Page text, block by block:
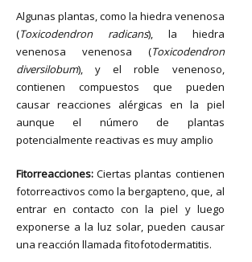
Algunas plantas, como la hiedra venenosa
(Toxicodendron radicans), la hiedra
venenosa venenosa (Toxicodendron
diversilobum), y el roble venenoso,
contienen compuestos que pueden
causar reacciones alérgicas en la piel
aunque el número de plantas
potencialmente reactivas es muy amplio
Fitorreacciones:Ciertas plantas contienen
fotorreactivos como la bergapteno, que, al
entrar en contacto con la piel y luego
exponerse a la luz solar, pueden causar
una reacción llamada fitofotodermatitis.